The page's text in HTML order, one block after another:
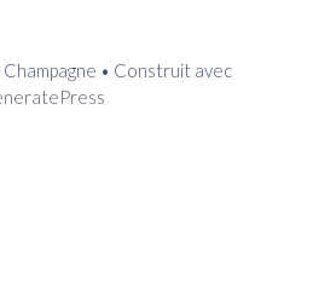
• Construit avec